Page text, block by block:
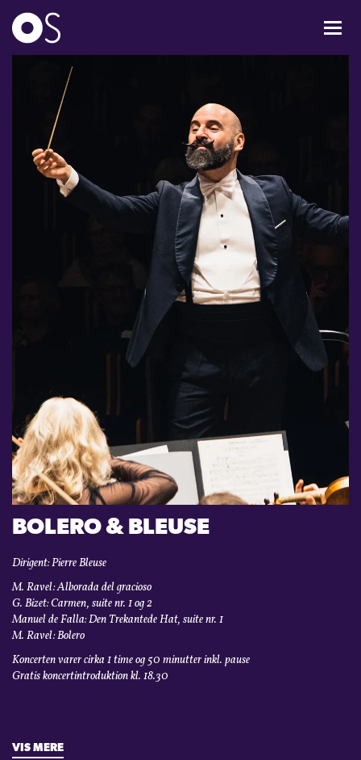
MIXPAKKER
BØRN & UNGE
INFO
OM OS
GAVEKORT
CARL NIELSEN INTERNATIONAL COMPETITION
KONTAKT
LOGIN
BOLERO & BLEUSE
Dirigent: Pierre Bleuse
M. Ravel: Alborada del gracioso
G. Bizet: Carmen, suite nr. 1 og 2
Manuel de Falla: Den Trekantede Hat, suite nr. 1
M. Ravel: Bolero
Koncerten varer cirka 1 time og 50 minutter inkl. pause
Gratis koncertintroduktion kl. 18.30
VIS MERE